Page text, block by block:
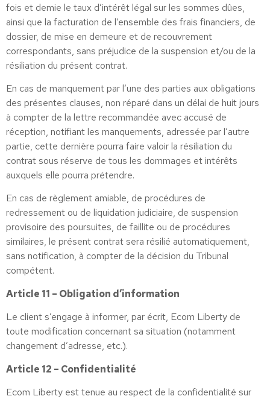
fois et demie le taux d’intérêt légal sur les sommes dûes,
ainsi que la facturation de l’ensemble des frais financiers, de
dossier, de mise en demeure et de recouvrement
correspondants, sans préjudice de la suspension et/ou de la
résiliation du présent contrat.
En cas de manquement par l’une des parties aux obligations
des présentes clauses, non réparé dans un délai de huit jours
à compter de la lettre recommandée avec accusé de
réception, notifiant les manquements, adressée par l’autre
partie, cette dernière pourra faire valoir la résiliation du
contrat sous réserve de tous les dommages et intérêts
auxquels elle pourra prétendre.
En cas de règlement amiable, de procédures de
redressement ou de liquidation judiciaire, de suspension
provisoire des poursuites, de faillite ou de procédures
similaires, le présent contrat sera résilié automatiquement,
sans notification, à compter de la décision du Tribunal
compétent.
Article 11 – Obligation d’information
Le client s’engage à informer, par écrit, Ecom Liberty de
toute modification concernant sa situation (notamment
changement d’adresse, etc.).
Article 12 – Confidentialité
Ecom Liberty est tenue au respect de la confidentialité sur